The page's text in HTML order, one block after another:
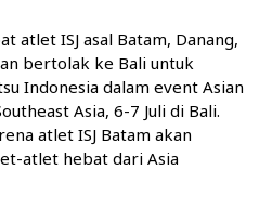
atlet ISJ asal Batam, Danang,
bertolak ke Bali untuk
Indonesia dalam event Asian
Asia, 6-7 Juli di Bali.
atlet ISJ Batam akan
atlet hebat dari Asia